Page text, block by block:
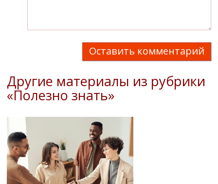
Оставить комментарий
Другие материалы из рубрики
«Полезно знать»